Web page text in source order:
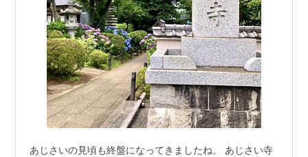
あじさいの見頃も終盤になってきましたね。 あじさい寺